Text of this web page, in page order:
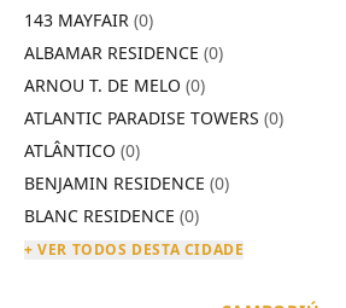
143 MAYFAIR (0)
ALBAMAR RESIDENCE (0)
ARNOU T. DE MELO (0)
ATLANTIC PARADISE TOWERS (0)
ATLÂNTICO (0)
BENJAMIN RESIDENCE (0)
BLANC RESIDENCE (0)
+ VER TODOS DESTA CIDADE